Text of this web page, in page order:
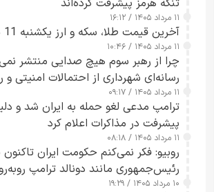
تنگه هرمز پیشرفت کرده‌اند
۱۱ مرداد ۱۴۰۵ / ۱۶:۱۲
آخرین قیمت طلا، سکه و ارز یکشنبه 11 مرداد+ جدول
۱۱ مرداد ۱۴۰۵ / ۱۰:۴۶
چرا از رهبر سوم هیچ صدایی منتشر
رسانه‌ای شهرداری از احتمالات امنیتی و
جاسوسی گفت
۱۱ مرداد ۱۴۰۵ / ۰۹:۱۷
ترامپ مدعی لغو حمله به ایران شد
پیشرفت در مذاکرات اعلام کرد
۱۱ مرداد ۱۴۰۵ / ۰۸:۱۸
روبیو: فکر نمی‌کنم حکومت ایران تاکنون
رئیس‌جمهوری مانند دونالد ترامپ
کسی که واقعاً دست به اقدام می‌زند
۱۰ مرداد ۱۴۰۵ / ۱۹:۲۹